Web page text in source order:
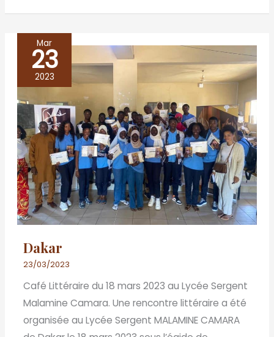
Mar
23
2023
Dakar
23/03/2023
Café Littéraire du 18 mars 2023 au Lycée Sergent
Malamine Camara. Une rencontre littéraire a été
organisée au Lycée Sergent MALAMINE CAMARA
Dakar